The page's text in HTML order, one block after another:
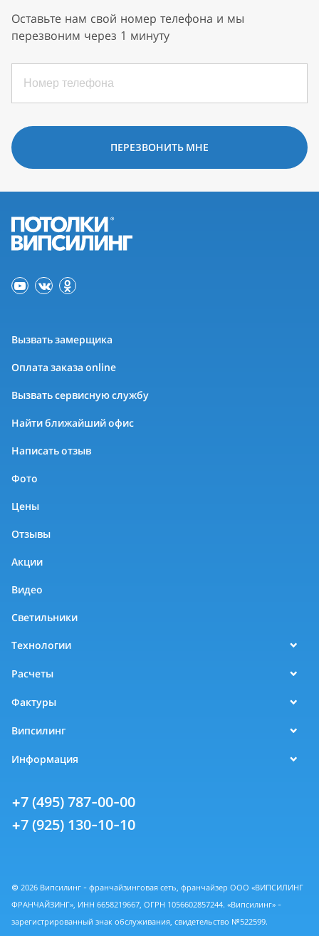
Оставьте нам свой номер телефона и мы
перезвоним через 1 минуту
ПЕРЕЗВОНИТЬ МНЕ
Вызвать замерщика
Оплата заказа online
Вызвать сервисную службу
Найти ближайший офис
Написать отзыв
Фото
Цены
Отзывы
Акции
Видео
Светильники
Технологии
Расчеты
Фактуры
Випсилинг
Информация
+7 (495) 787-00-00
+7 (925) 130-10-10
© 2026 Випсилинг - франчайзинговая сеть, франчайзер ООО «ВИПСИЛИНГ
ФРАНЧАЙЗИНГ», ИНН 6658219667, ОГРН 1056602857244. «Випсилинг» -
зарегистрированный знак обслуживания, свидетельство №522599.